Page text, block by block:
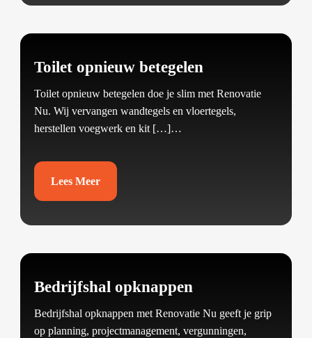
Toilet opnieuw betegelen
Toilet opnieuw betegelen doe je slim met Renovatie
Nu.​ Wij vervangen wandtegels en vloertegels,
herstellen voegwerk en kit […]…
Lees Meer
Bedrijfshal opknappen
Bedrijfshal opknappen met Renovatie Nu geeft je grip
op planning, projectmanagement, vergunningen,